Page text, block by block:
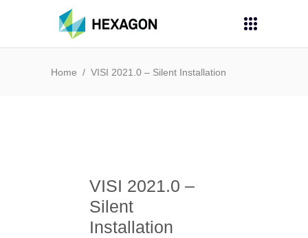
Home / VISI 2021.0 – Silent Installation
VISI 2021.0 –
Silent
Installation